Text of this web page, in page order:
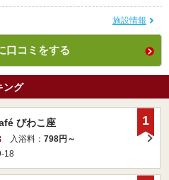
施設情報
口コミをする
ング
びわこ座
入浴料： 798円～
18
1